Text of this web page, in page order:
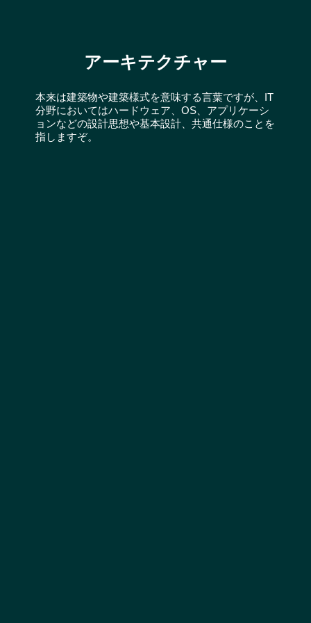
アーキテクチャー
本来は建築物や建築様式を意味する言葉ですが、IT
分野においてはハードウェア、OS、アプリケーシ
ョンなどの設計思想や基本設計、共通仕様のことを
指しますぞ。